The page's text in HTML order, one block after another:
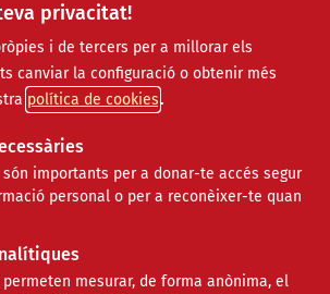
privacitat!
i de tercers per a millorar els
canviar la configuració o obtenir més
política de cookies
importants per a donar-te accés segur
personal o per a reconèixer-te quan
mesurar, de forma anònima, el